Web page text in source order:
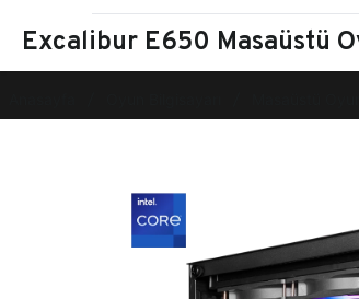
Excalibur E650 Masaüstü